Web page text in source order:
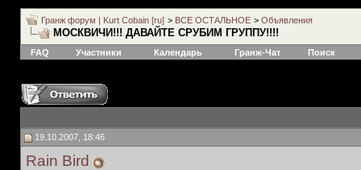
Гранж форум | Kurt Cobain [ru] > ВСЕ ОСТАЛЬНОЕ > Объявления
МОСКВИЧИ!!! ДАВАЙТЕ СРУБИМ ГРУППУ!!!!
FAQ Участники Календарь Гранж-Чат Поиск
19.10.2007, 18:46
Rain Bird